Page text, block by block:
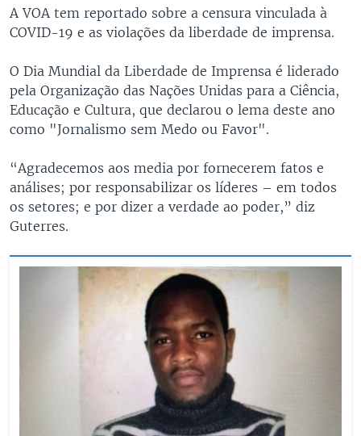
A VOA tem reportado sobre a censura vinculada à
COVID-19 e as violações da liberdade de imprensa.
O Dia Mundial da Liberdade de Imprensa é liderado
pela Organização das Nações Unidas para a Ciência,
Educação e Cultura, que declarou o lema deste ano
como "Jornalismo sem Medo ou Favor".
“Agradecemos aos media por fornecerem fatos e
análises; por responsabilizar os líderes – em todos
os setores; e por dizer a verdade ao poder,” diz
Guterres.